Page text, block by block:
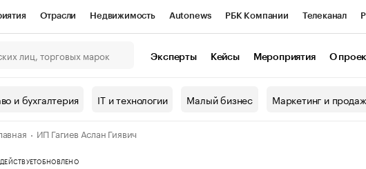
Отрасли Недвижимость Autonews РБК Компании Телеканал
Проверка контрагентов
валюты
Эксперты Кейсы Мероприятия О
и бухгалтерия IT и технологии Малый бизнес Маркетинг и
ИП Гагиев Аслан Гиявич
ДЕЙСТВУЕТОБНОВЛЕНО